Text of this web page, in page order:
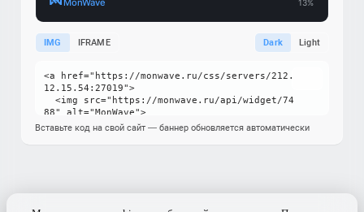
IMG IFRAME Dark Light
Вставьте код на свой сайт — баннер обновляется автоматически